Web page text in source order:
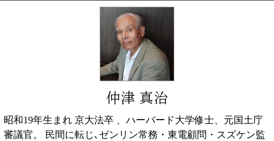
仲津 真治
昭和19年生まれ 京大法卒 、ハーバード大学修士、元国土庁
審議官。 民間に転じ､ゼンリン常務・東電顧問・スズケン監